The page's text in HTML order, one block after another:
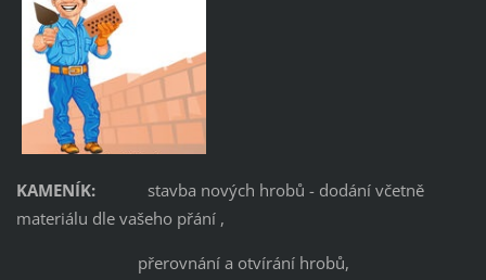
KAMENÍK:stavba nových hrobů - dodání včetně
materiálu dle vašeho přání ,
přerovnání a otvírání hrobů,